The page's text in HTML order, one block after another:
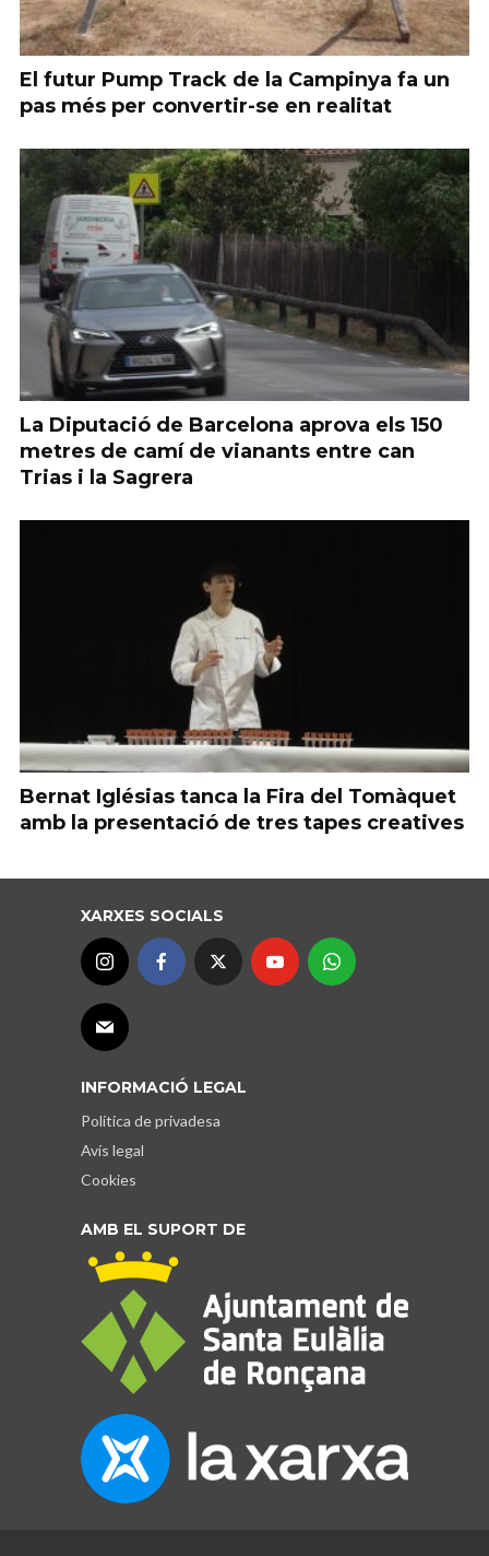
El futur Pump Track de la Campinya fa un
pas més per convertir-se en realitat
La Diputació de Barcelona aprova els 150
metres de camí de vianants entre can
Trias i la Sagrera
Bernat Iglésias tanca la Fira del Tomàquet
amb la presentació de tres tapes creatives
XARXES SOCIALS
INFORMACIÓ LEGAL
Política de privadesa
Avís legal
Cookies
AMB EL SUPORT DE